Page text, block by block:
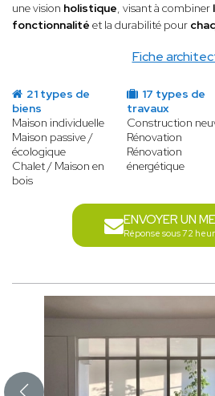
Fiche
une vision holistique, visant à combiner
fonctionnalité et la durabilité pour
21 types de
biens
Maison individuelle
Maison passive /
écologique
Chalet / Maison en
bois
17 types de
travaux
Construction
Rénovation
Rénovation
énergétique
ENVOYER UN
Réponse sous 72